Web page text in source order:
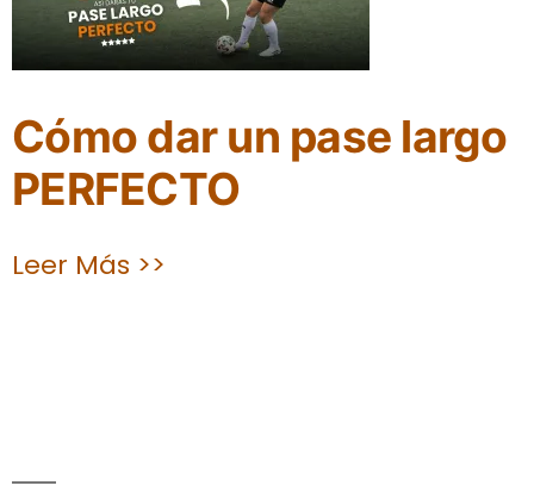
Cómo dar un pase largo
PERFECTO
Leer Más >>